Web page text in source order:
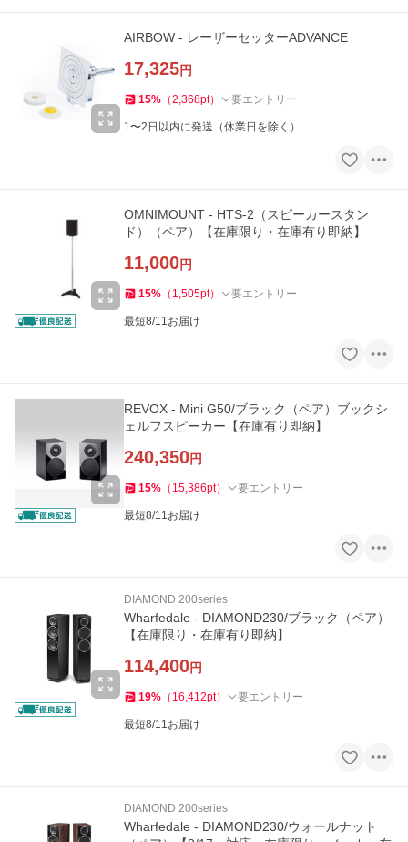
AIRBOW - レーザーセッターADVANCE
17,325円
15% （2,368pt） 要エントリー
1〜2日以内に発送（休業日を除く）
OMNIMOUNT - HTS-2（スピーカースタン
ド）（ペア）【在庫限り・在庫有り即納】
11,000円
15% （ 1,505pt） 要エントリー
最短8/11お届け
REVOX - Mini G50/ブラック（ペア）ブックシ
ェルフスピーカー【在庫有り即納】
240,350円
15% （ 15,386pt） 要エントリー
最短8/11お届け
DIAMOND 200series
Wharfedale - DIAMOND230/ブラック（ペア）
【在庫限り・在庫有り即納】
114,400円
19% （ 16,412pt） 要エントリー
最短8/11お届け
DIAMOND 200series
Wharfedale - DIAMOND230/ウォールナット